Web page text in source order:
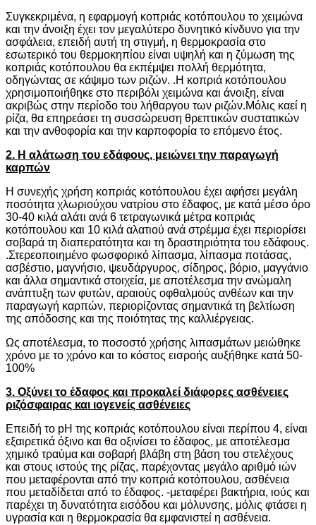
Συγκεκριμένα, η εφαρμογή κοπριάς κοτόπουλου το χειμώνα
και την άνοιξη έχει τον μεγαλύτερο δυνητικό κίνδυνο για την
ασφάλεια, επειδή αυτή τη στιγμή, η θερμοκρασία στο
εσωτερικό του θερμοκηπίου είναι υψηλή και η ζύμωση της
κοπριάς κοτόπουλου θα εκπέμψει πολλή θερμότητα,
οδηγώντας σε κάψιμο των ριζών. .Η κοπριά κοτόπουλου
χρησιμοποιήθηκε στο περιβόλι χειμώνα και άνοιξη, είναι
ακριβώς στην περίοδο του λήθαργου των ριζών.Μόλις καεί η
ρίζα, θα επηρεάσει τη συσσώρευση θρεπτικών συστατικών
και την ανθοφορία και την καρποφορία το επόμενο έτος.
2. Η αλάτωση του εδάφους, μειώνει την παραγωγή
καρπών
Η συνεχής χρήση κοπριάς κοτόπουλου έχει αφήσει μεγάλη
ποσότητα χλωριούχου νατρίου στο έδαφος, με κατά μέσο όρο
30-40 κιλά αλάτι ανά 6 τετραγωνικά μέτρα κοπριάς
κοτόπουλου και 10 κιλά αλατιού ανά στρέμμα έχει περιορίσει
σοβαρά τη διαπερατότητα και τη δραστηριότητα του εδάφους.
.Στερεοποιημένο φωσφορικό λίπασμα, λίπασμα ποτάσας,
ασβέστιο, μαγνήσιο, ψευδάργυρος, σίδηρος, βόριο, μαγγάνιο
και άλλα σημαντικά στοιχεία, με αποτέλεσμα την ανώμαλη
ανάπτυξη των φυτών, αραιούς οφθαλμούς ανθέων και την
παραγωγή καρπών, περιορίζοντας σημαντικά τη βελτίωση
της απόδοσης και της ποιότητας της καλλιέργειας.
Ως αποτέλεσμα, το ποσοστό χρήσης λιπασμάτων μειώθηκε
χρόνο με το χρόνο και το κόστος εισροής αυξήθηκε κατά 50-
100%
3. Οξύνει το έδαφος και προκαλεί διάφορες ασθένειες
ριζόσφαιρας και ιογενείς ασθένειες
Επειδή το pH της κοπριάς κοτόπουλου είναι περίπου 4, είναι
εξαιρετικά όξινο και θα οξινίσει το έδαφος, με αποτέλεσμα
χημικό τραύμα και σοβαρή βλάβη στη βάση του στελέχους
και στους ιστούς της ρίζας, παρέχοντας μεγάλο αριθμό ιών
που μεταφέρονται από την κοπριά κοτόπουλου, ασθένεια
που μεταδίδεται από το έδαφος. -μεταφέρει βακτήρια, ιούς και
παρέχει τη δυνατότητα εισόδου και μόλυνσης, μόλις φτάσει η
υγρασία και η θερμοκρασία θα εμφανιστεί η ασθένεια.